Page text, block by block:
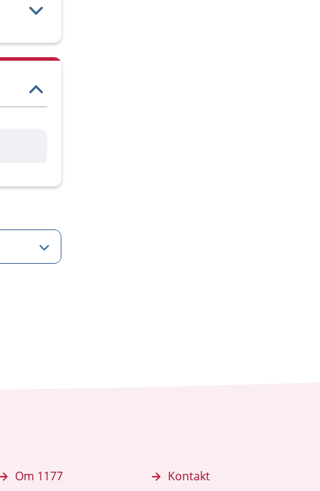
Om 1177 Kontakt